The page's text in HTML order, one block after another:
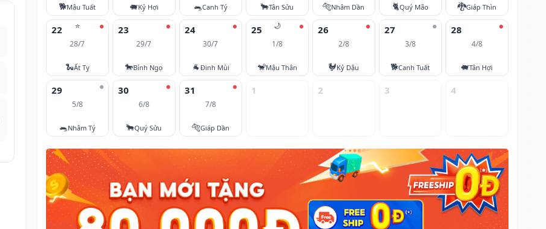
🐕Mậu Tuất 🐖Kỷ Hợi 🐀Canh Tý 🐂Tân Sửu 🐅Nhâm Dần 🐈Quý Mão 🐉Giáp Thìn
⭐
22
28/7
🐍Ất Tỵ
23
29/7
🐎Bính Ngọ
24
30/7
🐐Đinh Mùi
🌙
25
1/8
🐒Mậu Thân
26
2/8
🐓Kỷ Dậu
27
3/8
🐕Canh Tuất
28
4/8
🐖Tân Hợi
29
5/8
🐀Nhâm Tý
30
6/8
🐂Quý Sửu
31
7/8
🐅Giáp Dần
1 2 3 4